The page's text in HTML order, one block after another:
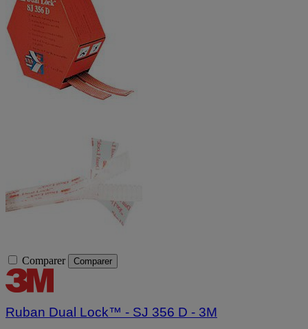
Comparer Comparer
Ruban Dual Lock™ - SJ 356 D - 3M